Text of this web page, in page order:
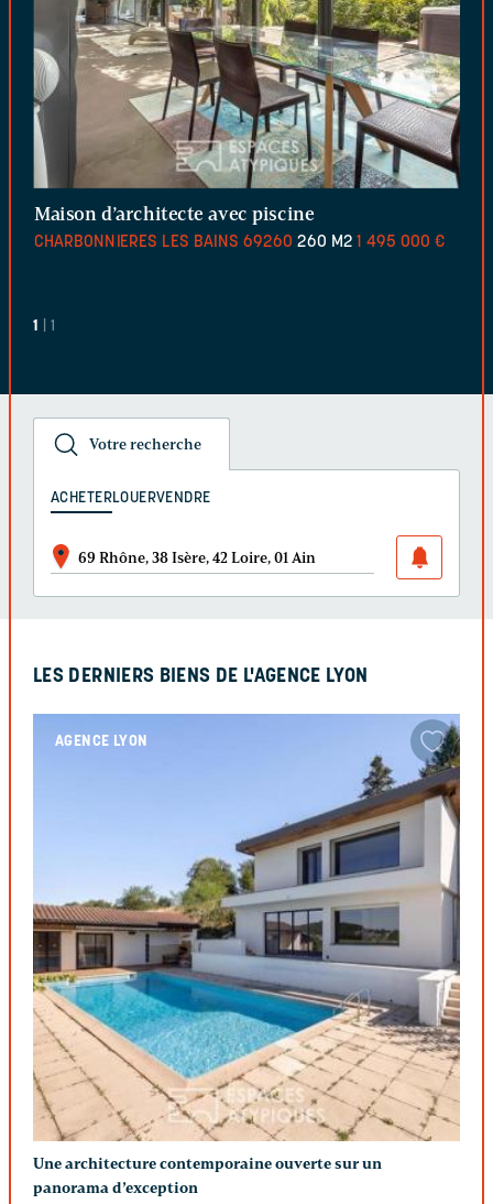
1 | 1
Maison d’architecte avec piscine
CHARBONNIERES LES BAINS 69260 260 M2 1 495 000 €
Votre recherche
ACHETERLOUERVENDRE
69 Rhône, 38 Isère, 42 Loire, 01 Ain
LES DERNIERS BIENS DE L'AGENCE LYON
AGENCE LYON
Une architecture contemporaine ouverte sur un
panorama d’exception